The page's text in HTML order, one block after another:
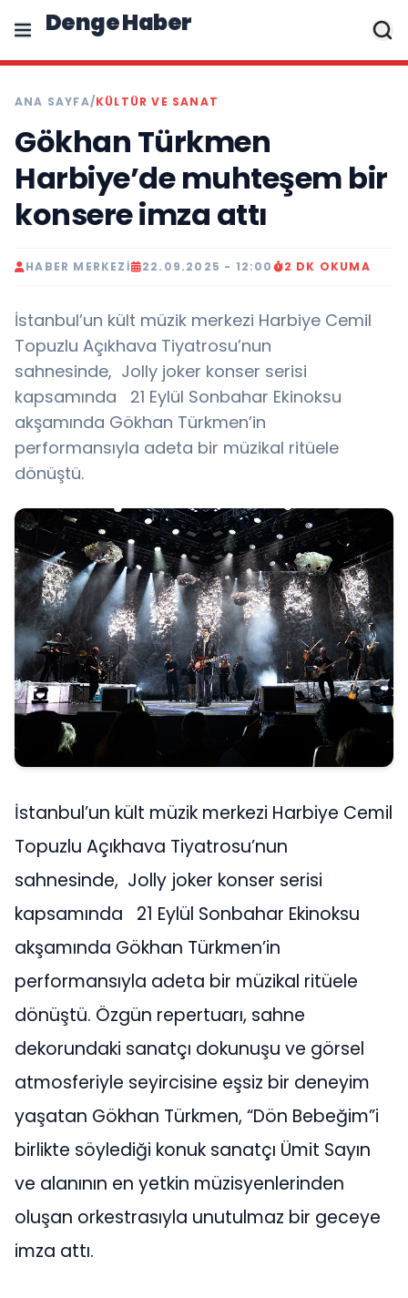
Denge Haber
ANA SAYFA/KÜLTÜR VE SANAT
Gökhan Türkmen
Harbiye’de muhteşem bir
konsere imza attı
HABER MERKEZI 22.09.2025 - 12:00 2 DK OKUMA
İstanbul’un kült müzik merkezi Harbiye Cemil
Topuzlu Açıkhava Tiyatrosu’nun
sahnesinde, Jolly joker konser serisi
kapsamında 21 Eylül Sonbahar Ekinoksu
akşamında Gökhan Türkmen’in
performansıyla adeta bir müzikal ritüele
dönüştü.
İstanbul’un kült müzik merkezi Harbiye Cemil
Topuzlu Açıkhava Tiyatrosu’nun
sahnesinde, Jolly joker konser serisi
kapsamında 21 Eylül Sonbahar Ekinoksu
akşamında Gökhan Türkmen’in
performansıyla adeta bir müzikal ritüele
dönüştü. Özgün repertuarı, sahne
dekorundaki sanatçı dokunuşu ve görsel
atmosferiyle seyircisine eşsiz bir deneyim
yaşatan Gökhan Türkmen, “Dön Bebeğim”i
birlikte söylediği konuk sanatçı Ümit Sayın
ve alanının en yetkin müzisyenlerinden
oluşan orkestrasıyla unutulmaz bir geceye
imza attı.